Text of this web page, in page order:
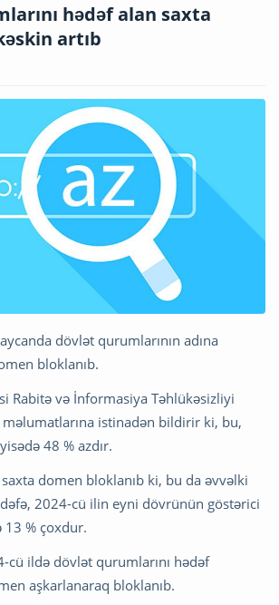
hədəf alan saxta
artıb
dövlət qurumlarının adına
bloklanıb.
Rabitə və İnformasiya Təhlükəsizliyi
istinadən bildirir ki, bu,
48 % azdır.
domen bloklanıb ki, bu da əvvəlki
2024-cü ilin eyni dövrünün göstərici
13 % çoxdur.
cü ildə dövlət qurumlarını hədəf
aşkarlanaraq bloklanıb.